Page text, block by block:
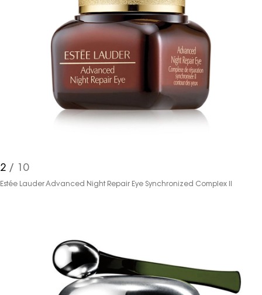
2 / 10
Estée Lauder Advanced Night Repair Eye Synchronized Complex II